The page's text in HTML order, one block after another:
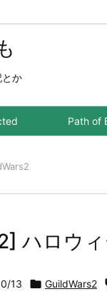
か
Path of
ハロウ
13  GuildWars2